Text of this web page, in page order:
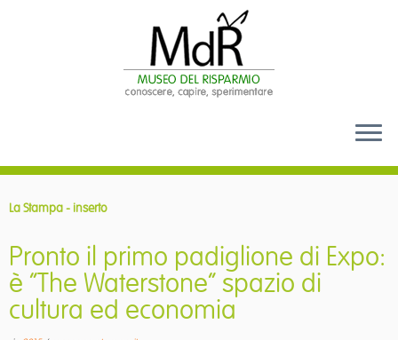
La Stampa - inserto
Pronto il primo padiglione di Expo:
è “The Waterstone” spazio di
cultura ed economia